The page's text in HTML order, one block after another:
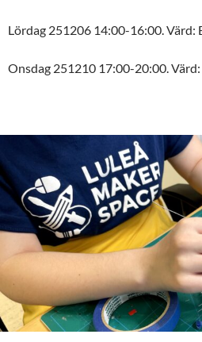
Lördag 251206 14:00-16:00. Värd:
Onsdag 251210 17:00-20:00.